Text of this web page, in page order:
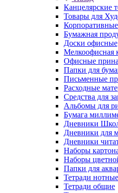
Канцелярские
Товары для
Бумажная
Доски
Мелкоофисная
Офисные
Папки для
Письменные
Расходные
Средства для
Альбомы для
Бумага
Дневники
Дневники для
Дневники
Наборы
Наборы
Папки для
Тетради нотные
Тетради общие